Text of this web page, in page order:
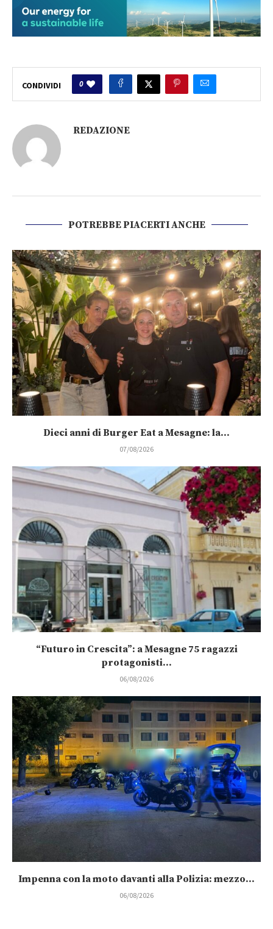
CONDIVIDI 0
REDAZIONE
POTREBBE PIACERTI ANCHE
Dieci anni di Burger Eat a Mesagne: la...
07/08/2026
“Futuro in Crescita”: a Mesagne 75 ragazzi
protagonisti...
06/08/2026
Impenna con la moto davanti alla Polizia: mezzo...
06/08/2026